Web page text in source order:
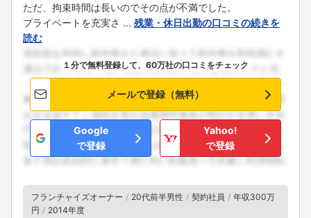
ただ、拘束時間は長いのでその点が不満でした。
プライベートを充実さ ... 残業・休日出勤の口コミの続きを
読む
１分で無料登録して、60万社の口コミをチェック
メールで登録（無料）
Google
で登録
Yahoo!
で登録
フランチャイズオーナー 20代前半男性 契約社員
年収300万
円
2014年度